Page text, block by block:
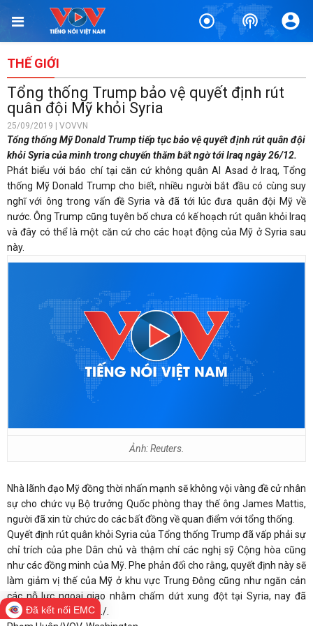
THẾ GIỚI
Tổng thống Trump bảo vệ quyết định rút
quân đội Mỹ khỏi Syria
25/09/2019 | VOVVN
Tổng thống Mỹ Donald Trump tiếp tục bảo vệ quyết định rút quân đội
khỏi Syria của mình trong chuyến thăm bất ngờ tới Iraq ngày 26/12.
Phát biểu với báo chí tại căn cứ không quân Al Asad ở Iraq, Tổng
thống Mỹ Donald Trump cho biết, nhiều người bắt đầu có cùng suy
nghĩ với ông trong vấn đề Syria và đã tới lúc đưa quân đội Mỹ về
nước. Ông Trump cũng tuyên bố chưa có kế hoạch rút quân khỏi Iraq
và đây có thể là một căn cứ cho các hoạt động của Mỹ ở Syria sau
này.
Ảnh: Reuters.
Nhà lãnh đạo Mỹ đồng thời nhấn mạnh sẽ không vội vàng đề cử nhân
sự cho chức vụ Bộ trưởng Quốc phòng thay thế ông James Mattis,
người đã xin từ chức do các bất đồng về quan điểm với tổng thống.
Quyết định rút quân khỏi Syria của Tổng thống Trump đã vấp phải sự
chỉ trích của phe Dân chủ và thậm chí các nghị sỹ Cộng hòa cũng
như các đồng minh của Mỹ. Phe phản đối cho rằng, quyết định này sẽ
làm giảm vị thế của Mỹ ở khu vực Trung Đông cũng như ngăn cản
các nỗ lực ngoại giao nhằm chấm dứt xung đột tại Syria, nay đã
bước sang năm thứ 8./.
Đã kết nối EMC